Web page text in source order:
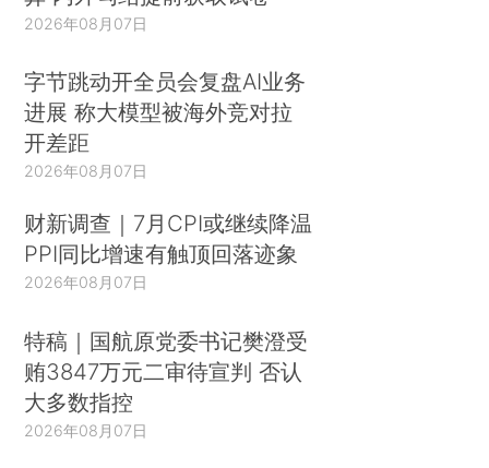
2026年08月07日
字节跳动开全员会复盘AI业务
进展 称大模型被海外竞对拉
开差距
2026年08月07日
财新调查｜7月CPI或继续降温
PPI同比增速有触顶回落迹象
2026年08月07日
特稿｜国航原党委书记樊澄受
贿3847万元二审待宣判 否认
大多数指控
2026年08月07日